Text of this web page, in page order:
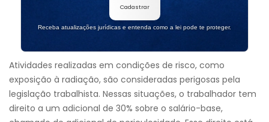
Cadastrar
Receba atualizações jurídicas e entenda como a lei pode te proteger.
Atividades realizadas em condições de risco, como
exposição à radiação, são consideradas perigosas pela
legislação trabalhista. Nessas situações, o trabalhador tem
direito a um adicional de 30% sobre o salário-base,